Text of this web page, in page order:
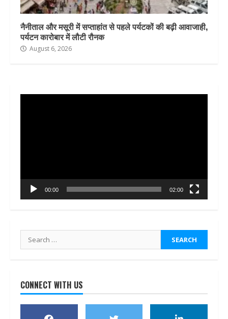
नैनीताल और मसूरी में सप्ताहांत से पहले पर्यटकों की बढ़ी आवाजाही,
पर्यटन कारोबार में लौटी रौनक
August 6, 2026
00:00 02:00
Search
for:
CONNECT WITH US